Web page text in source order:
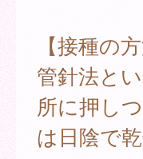
【接種の方
管針法と
所に押し
は日陰で